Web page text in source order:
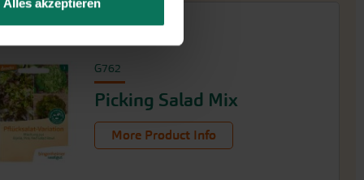
Alles akzeptieren
G762
Picking Salad Mix
More Product Info